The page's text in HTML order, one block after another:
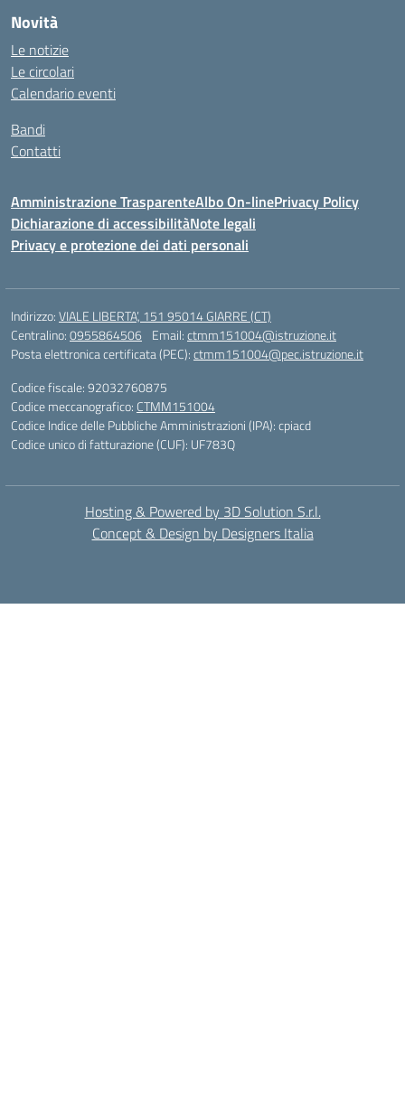
Novità
Le notizie
Le circolari
Calendario eventi
Bandi
Contatti
Amministrazione TrasparenteAlbo On-linePrivacy Policy
Dichiarazione di accessibilitàNote legali
Privacy e protezione dei dati personali
Indirizzo:VIALE LIBERTA’, 151 95014 GIARRE (CT)
Centralino:0955864506 Email:ctmm151004@istruzione.it
Posta elettronica certificata (PEC):ctmm151004@pec.istruzione.it
Codice fiscale: 92032760875
Codice meccanografico: CTMM151004
Codice Indice delle Pubbliche Amministrazioni (IPA): cpiacd
Codice unico di fatturazione (CUF): UF783Q
Hosting & Powered by 3D Solution S.r.l.
Concept & Design by Designers Italia